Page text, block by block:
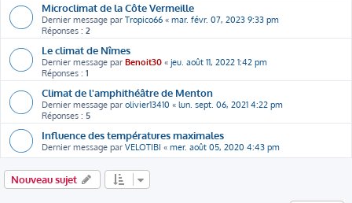
Microclimat de la Côte Vermeille
Dernier message par Tropico66 « mar. févr. 07, 2023 9:33 pm
Réponses : 2
Le climat de Nîmes
Dernier message par Benoit30 « jeu. août 11, 2022 1:42 pm
Réponses : 1
Climat de l'amphithéâtre de Menton
Dernier message par olivier13410 « lun. sept. 06, 2021 4:22 pm
Réponses : 5
Influence des températures maximales
Dernier message par VELOTIBI « mer. août 05, 2020 4:43 pm
Nouveau sujet